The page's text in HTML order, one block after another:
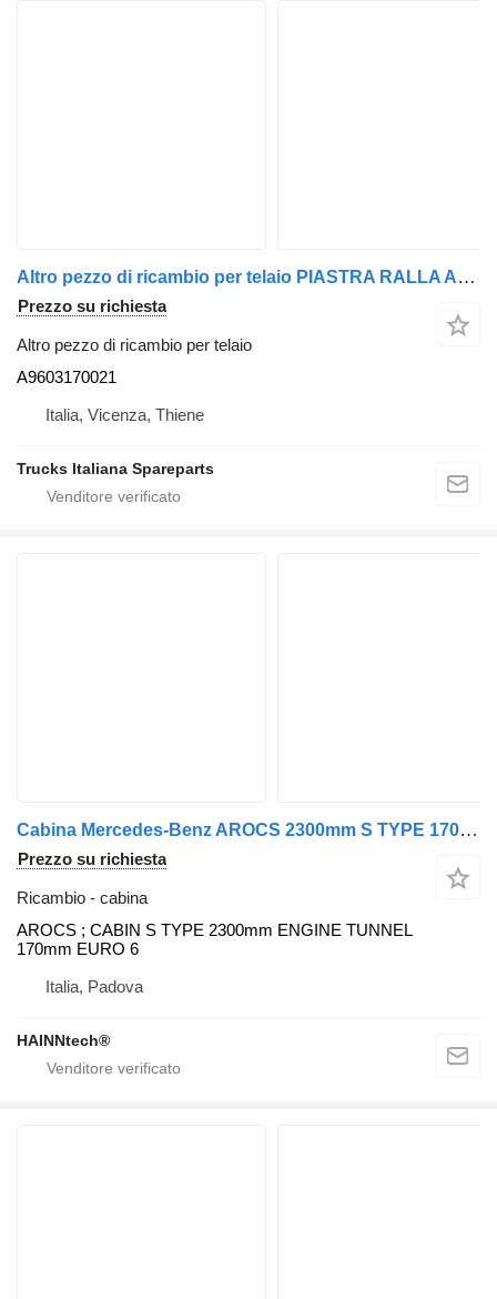
Altro pezzo di ricambio per telaio PIASTRA RALLA A9603170021 per trattore stradale Mercedes-Benz Actros euro 6 2014>2021
Prezzo su richiesta
Altro pezzo di ricambio per telaio
A9603170021
Italia, Vicenza, Thiene
Trucks Italiana Spareparts
Cabina Mercedes-Benz AROCS 2300mm S TYPE 170mm TUNNEL MOTORE per trattore stradale Mercedes-Benz MP4 EURO 6
Prezzo su richiesta
Ricambio - cabina
AROCS ; CABIN S TYPE 2300mm ENGINE TUNNEL
170mm EURO 6
Italia, Padova
HAINNtech®